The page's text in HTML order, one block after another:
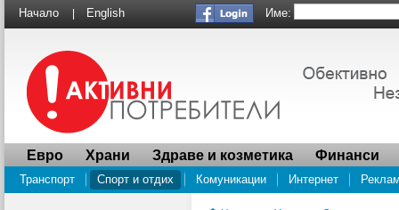
Начало English Име:
Евро Храни Здраве и козметика Финанси
Транспорт Спорт и отдих Комуникации Интернет
ПРОУЧВАНЕ Социалната отговорност на